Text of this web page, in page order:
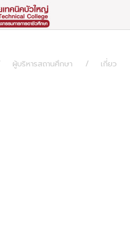
ผู้บริหารสถานศึกษา
เกี่ยว